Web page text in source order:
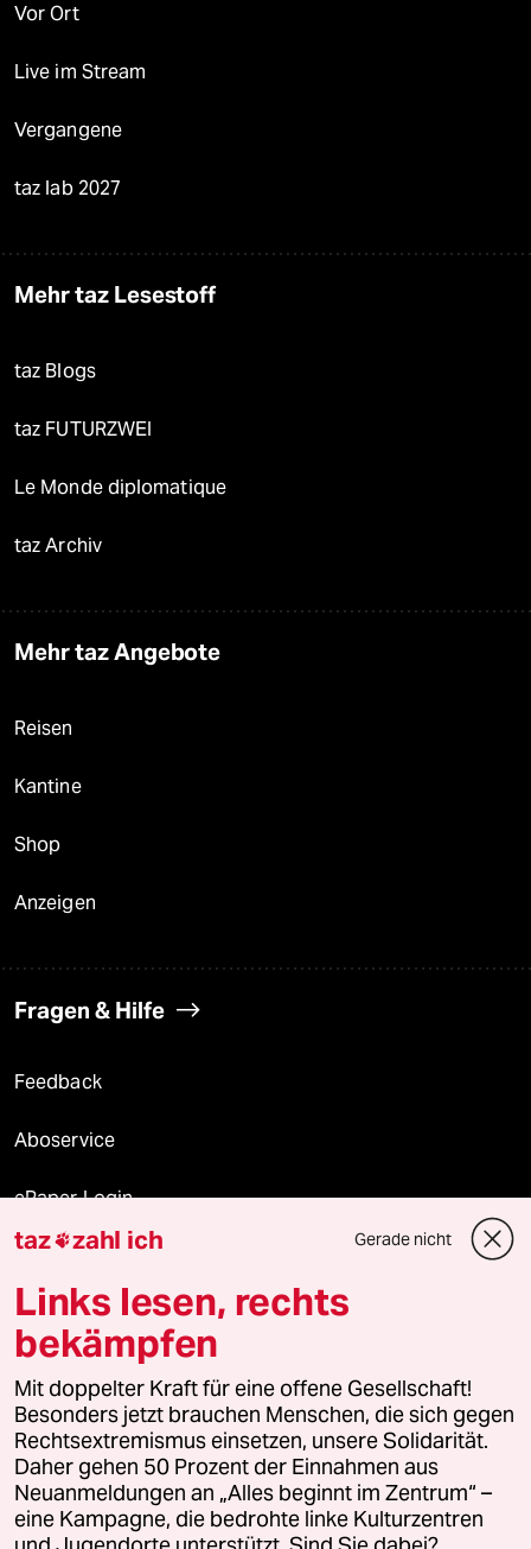
Vor Ort
Live im Stream
Vergangene
taz lab 2027
Mehr taz Lesestoff
taz Blogs
taz FUTURZWEI
Le Monde diplomatique
taz Archiv
Mehr taz Angebote
Reisen
Kantine
Shop
Anzeigen
Fragen & Hilfe
Feedback
Aboservice
ePaper Login
Downloads für Abonnierende
© 2026 taz Verlags und Vertriebs GmbH
Alle Rechte vorbehalten. Bei rechtlichen Fragen oder für Genehmigungen
wenden Sie sich bitte an
lizenzen@taz.de
Feedback Redaktionsstatut Kommune-Richtlinien
Leitlinie Informant Datenschutz Impressum AGB
taz zahl ich Gerade nicht
Links lesen, rechts
bekämpfen
Mit doppelter Kraft für eine offene Gesellschaft!
Besonders jetzt brauchen Menschen, die sich gegen
Rechtsextremismus einsetzen, unsere Solidarität.
Daher gehen 50 Prozent der Einnahmen aus
Neuanmeldungen an „Alles beginnt im Zentrum“ –
eine Kampagne, die bedrohte linke Kulturzentren